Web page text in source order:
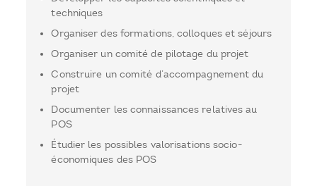
techniques
Organiser des formations, colloques et séjours
Organiser un comité de pilotage du projet
Construire un comité d’accompagnement du
projet
Documenter les connaissances relatives au
POS
Étudier les possibles valorisations socio-
économiques des POS